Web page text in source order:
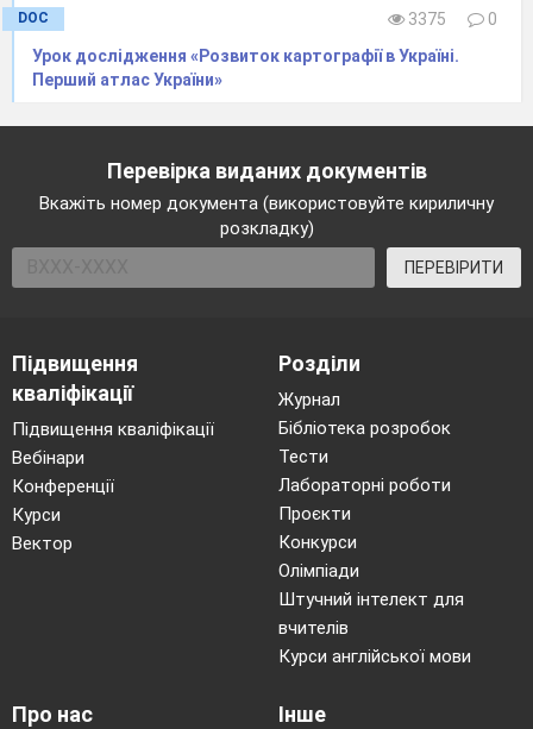
географічної
оболонки Землі
1
планети
7
Геоїд. Визначення
місцевого та поясного
часу. Сила Коріоліса.
Дослідження
1.Моделювання
природних явищ на
Землі у дні рівнодень
та сонцестоянь.
2.Прояви сили
Коріоліса на річках
своєї місцевості
Тема 2. Географічна
оболонка Землі
Склад, межі,
закономірності та
DOC 3375
0
Урок дослідження «Розвиток картографії в Україні.
Перший атлас України»
Перевірка виданих документів
Вкажіть номер документа (використовуйте кириличну
розкладку)
ПЕРЕВІРИТИ
Підвищення
кваліфікації
Підвищення кваліфікації
Вебінари
Конференції
Курси
Вектор
Розділи
Журнал
Бібліотека розробок
Тести
Лабораторні роботи
Проєкти
Конкурси
Олімпіади
Штучний інтелект для
вчителів
Курси англійської мови
Про нас Інше